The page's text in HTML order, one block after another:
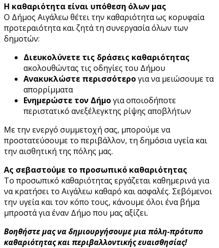
Η καθαριότητα είναι υπόθεση όλων μας
Ο Δήμος Αιγάλεω θέτει την καθαριότητα ως κορυφαία
προτεραιότητα και ζητά τη συνεργασία όλων των
δημοτών:
Διευκολύνετε τις δράσεις καθαριότητας
ακολουθώντας τις οδηγίες του Δήμου
Ανακυκλώστε περισσότερογια να μειώσουμε τα
απορρίμματα
Ενημερώστε τον Δήμογια οποιοδήποτε
περιστατικό ανεξέλεγκτης ρίψης αποβλήτων
Με την ενεργό συμμετοχή σας, μπορούμε να
προστατεύσουμε το περιβάλλον, τη δημόσια υγεία και
την αισθητική της πόλης μας.
Ας σεβαστούμε το προσωπικό καθαριότητας
Το προσωπικό καθαριότητας εργάζεται καθημερινά για
να κρατήσει το Αιγάλεω καθαρό και ασφαλές. Σεβόμενοι
την υγεία και τον κόπο τους, κάνουμε όλοι ένα βήμα
μπροστά για έναν Δήμο που μας αξίζει.
Βοηθήστε μας να δημιουργήσουμε μια πόλη-πρότυπο
καθαριότητας και περιβαλλοντικής ευαισθησίας!